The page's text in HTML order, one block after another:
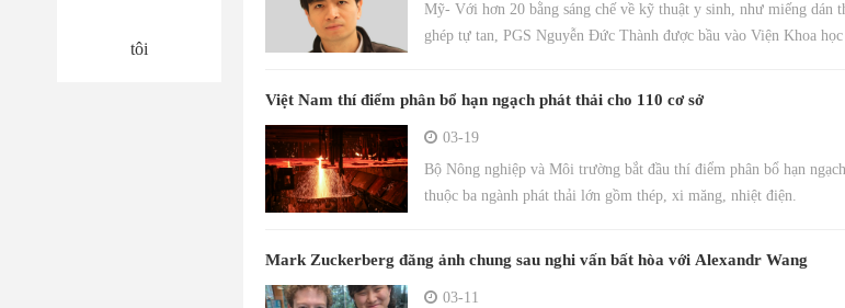
tôi
Mỹ- Với hơn 20 bằng sáng chế về kỹ thuật y sinh, như miếng dán
ghép tự tan, PGS Nguyễn Đức Thành được bầu vào Viện Khoa
Việt Nam thí điểm phân bổ hạn ngạch phát thải cho 110 cơ sở
03-19
Bộ Nông nghiệp và Môi trường bắt đầu thí điểm phân bổ hạn
thuộc ba ngành phát thải lớn gồm thép, xi măng, nhiệt điện.
Mark Zuckerberg đăng ảnh chung sau nghi vấn bất hòa với Alexandr Wang
03-11